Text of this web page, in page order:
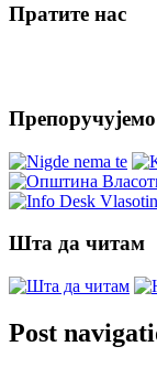
Пратите нас
Препоручујемо
Шта да читам
Post